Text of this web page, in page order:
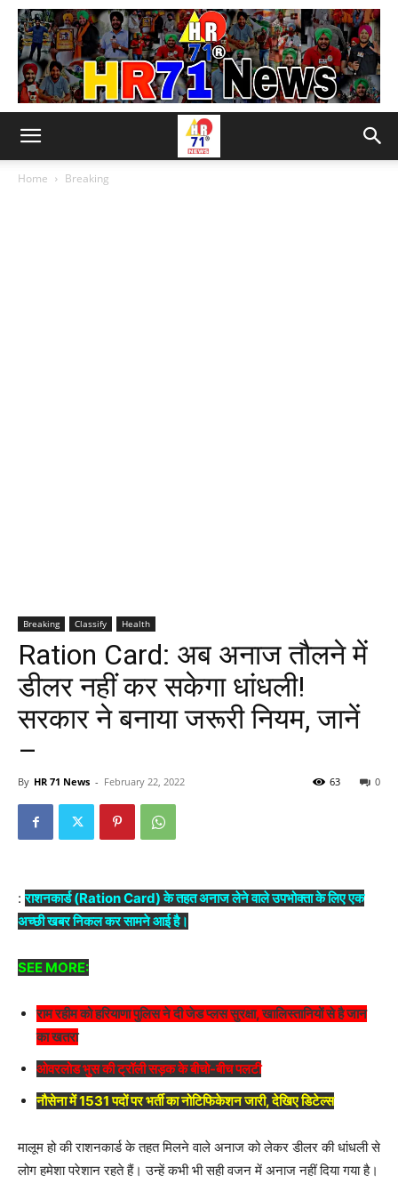
Home Breaking
Breaking Classify Health
Ration Card: अब अनाज तौलने में
डीलर नहीं कर सकेगा धांधली!
सरकार ने बनाया जरूरी नियम, जानें
–
By HR 71 News - February 22, 2022 0
63
:राशनकार्ड (Ration Card) के तहत अनाज लेने वाले उपभोक्ता के लिए एक
अच्छी खबर निकल कर सामने आई है।
SEE MORE:
राम रहीम को हरियाणा पुलिस ने दी जेड प्लस सुरक्षा, खालिस्तानियों से है जान
का खतरा
ओवरलोड भुस की ट्रॉली सड़क के बीचो-बीच पलटी
नौसेना में 1531 पदों पर भर्ती का नोटिफिकेशन जारी, देखिए डिटेल्स
मालूम हो की राशनकार्ड के तहत मिलने वाले अनाज को लेकर डीलर की धांधली से
लोग हमेशा परेशान रहते हैं। उन्हें कभी भी सही वजन में अनाज नहीं दिया गया है।